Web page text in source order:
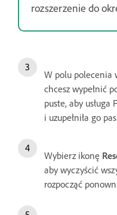
rozszerzenie do
W polu polecenia
chcesz wypełnić
puste, aby usługa
i uzupełniła go
Wybierz ikonę
aby wyczyścić
rozpocząć